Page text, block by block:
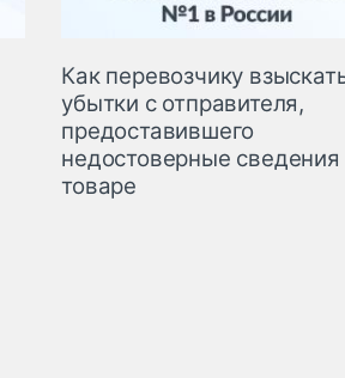
Как перевозчику
убытки с отправителя,
предоставившего
недостоверные сведения
товаре